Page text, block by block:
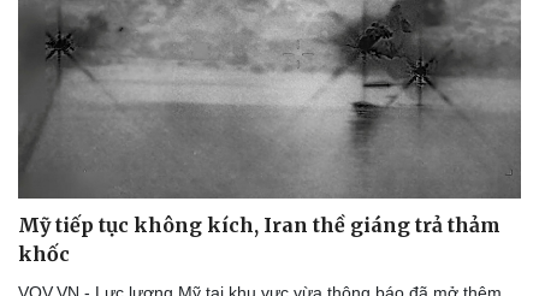
Mỹ tiếp tục không kích, Iran thề giáng trả thảm
khốc
VOV.VN - Lực lượng Mỹ tại khu vực vừa thông báo đã mở thêm
các đợt tập kích mới vào Iran, chỉ ít giờ sau khi phát động đợt
không kích đầu tiên nhằm đáp trả vụ Iran tấn công tàu hàng tại